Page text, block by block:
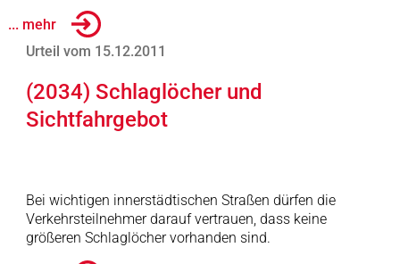
... mehr
Urteil vom 15.12.2011
(2034) Schlaglöcher und
Sichtfahrgebot
Bei wichtigen innerstädtischen Straßen dürfen die
Verkehrsteilnehmer darauf vertrauen, dass keine
größeren Schlaglöcher vorhanden sind.